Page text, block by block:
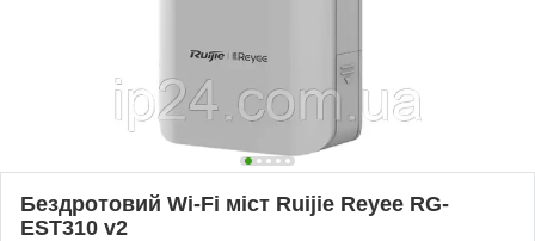
Бездротовий Wi-Fi міст Ruijie Reyee RG-
EST310 v2